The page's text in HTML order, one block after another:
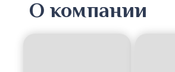
О компании